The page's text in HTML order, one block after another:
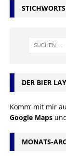
DER BIER
Komm’ mit mir
Google Maps
MONATS-